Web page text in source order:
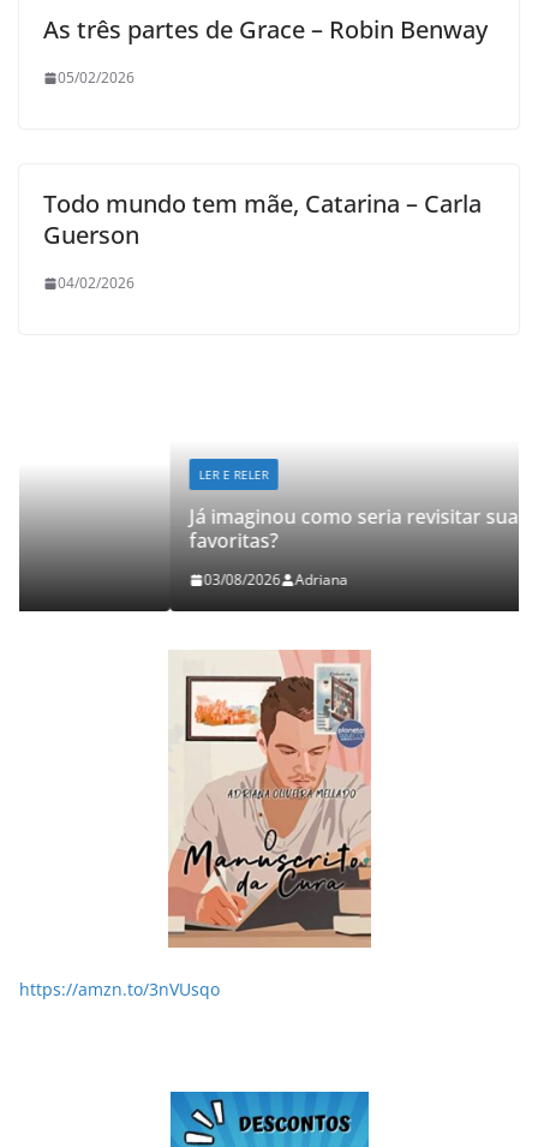
As três partes de Grace – Robin Benway
05/02/2026
Todo mundo tem mãe, Catarina – Carla
Guerson
04/02/2026
Já imaginou como seria revisitar suas histórias
favoritas?
Adriana
https://amzn.to/3nVUsqo